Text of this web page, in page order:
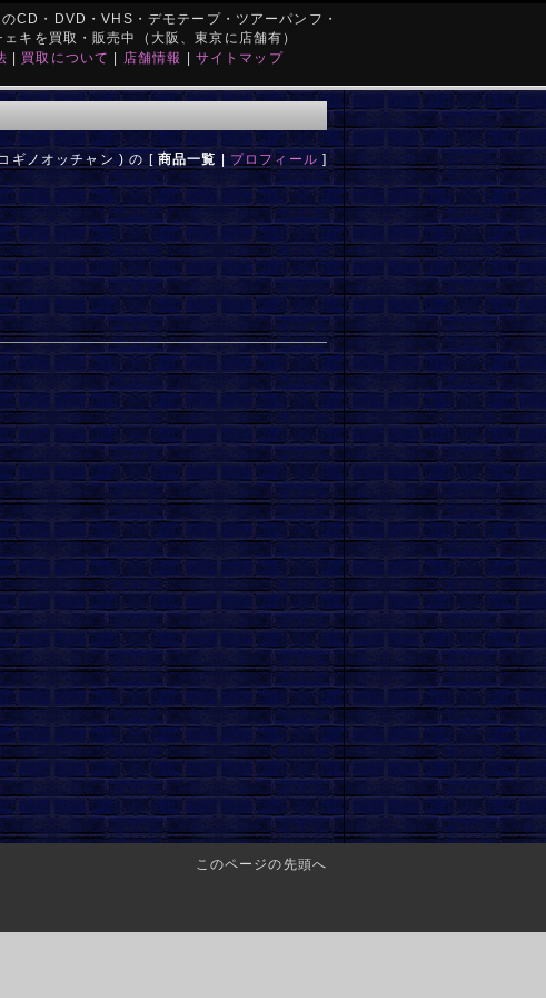
CD・DVD・VHS・デモテープ・ツアーパンフ・
キを買取・販売中（大阪、東京に店舗有）
| 買取について | 店舗情報 | サイトマップ
ギノオッチャン ) の [ 商品一覧 | プロフィール ]
このページの先頭へ